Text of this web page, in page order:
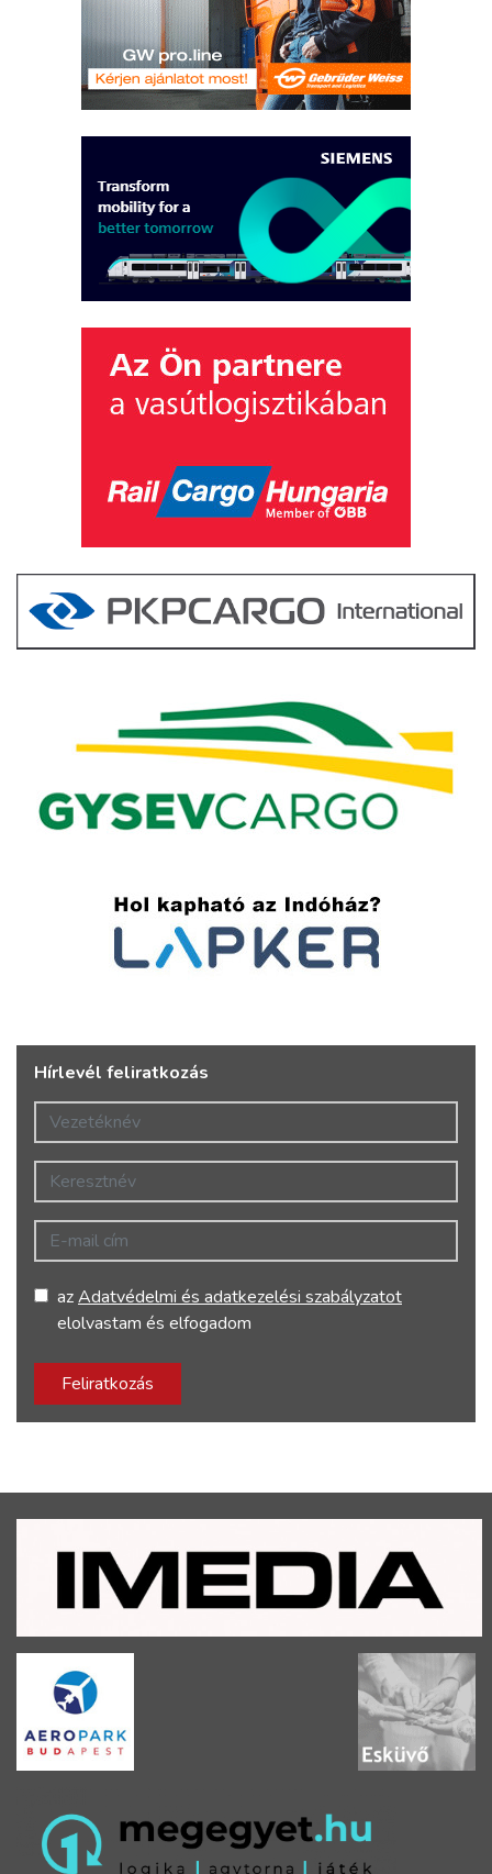
Hírlevél feliratkozás
Vezetéknév
Keresztnév
E-mail cím
azAdatvédelmi és adatkezelési szabályzatot
elolvastam és elfogadom
Feliratkozás